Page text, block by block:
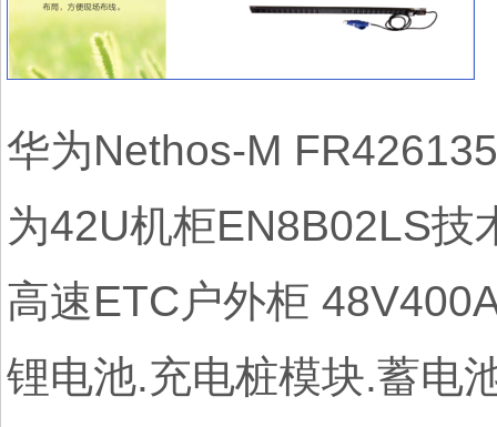
华为Nethos-M
为42U机柜EN8B02LS技
高速ETC户外柜
锂电池.充电桩模块.蓄电